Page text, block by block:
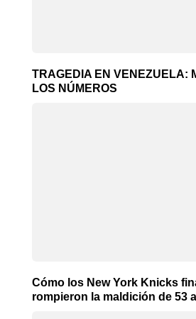
TRAGEDIA EN VENEZUELA:
LOS NÚMEROS
Cómo los New York Knicks
rompieron la maldición de 53